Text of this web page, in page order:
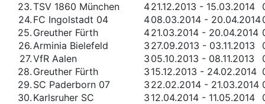
23.TSV 1860 München 421.12.2013 - 15.03.2014
24. FC Ingolstadt 04 408.03.2014 - 20.04.2014
25. Greuther Fürth 421.03.2014 - 20.04.2014
26.Arminia Bielefeld 3 27.09.2013 - 03.11.2013
27.VfR Aalen 3 05.10.2013 - 08.11.2013
28. Greuther Fürth 3 15.12.2013 - 24.02.2014
29. SC Paderborn 07 3 22.02.2014 - 21.03.2014
30. Karlsruher SC 3 12.04.2014 - 11.05.2014